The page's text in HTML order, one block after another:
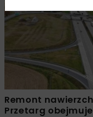
Remont
Przetarg